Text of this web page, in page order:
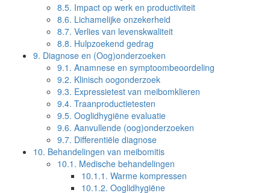
8.5. Impact op werk en productiviteit
8.6. Lichamelijke onzekerheid
8.7. Verlies van levenskwaliteit
8.8. Hulpzoekend gedrag
9. Diagnose en (Oog)onderzoeken
9.1. Anamnese en symptoombeoordeling
9.2. Klinisch oogonderzoek
9.3. Expressietest van meibomklieren
9.4. Traanproductietesten
9.5. Ooglidhygiëne evaluatie
9.6. Aanvullende (oog)onderzoeken
9.7. Differentiële diagnose
10. Behandelingen van meibomitis
10.1. Medische behandelingen
10.1.1. Warme kompressen
10.1.2. Ooglidhygiëne